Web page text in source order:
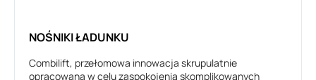
NOŚNIKI ŁADUNKU
Combilift, przełomowa innowacja skrupulatnie
opracowana w celu zaspokojenia skomplikowanych